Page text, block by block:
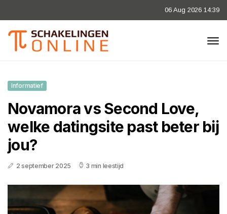
06 Aug 2026 14:39
Informatief
Novamora vs Second Love,
welke datingsite past beter bij
jou?
2 september 2025 3 min leestijd